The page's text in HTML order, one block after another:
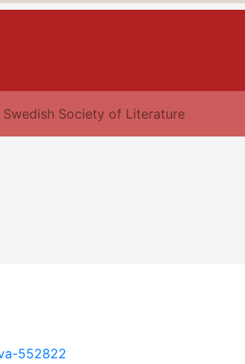
Swedish Society of Literature
552822